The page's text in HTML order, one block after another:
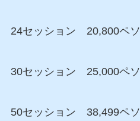
24セッション 20,800ペソ
30セッション 25,000ペソ
50セッション 38,499ペソ